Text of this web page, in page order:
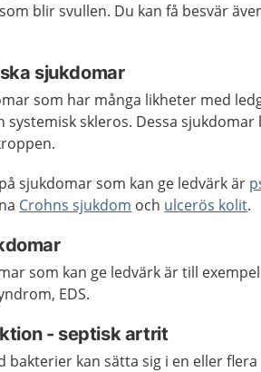
blir svullen. Du kan få besvär
sjukdomar
som har många likheter med
systemisk skleros. Dessa
sjukdomar som kan ge ledvärk är
Crohns sjukdom och ulcerös kolit.
som kan ge ledvärk är till
EDS.
- septisk artrit
bakterier kan sätta sig i en eller